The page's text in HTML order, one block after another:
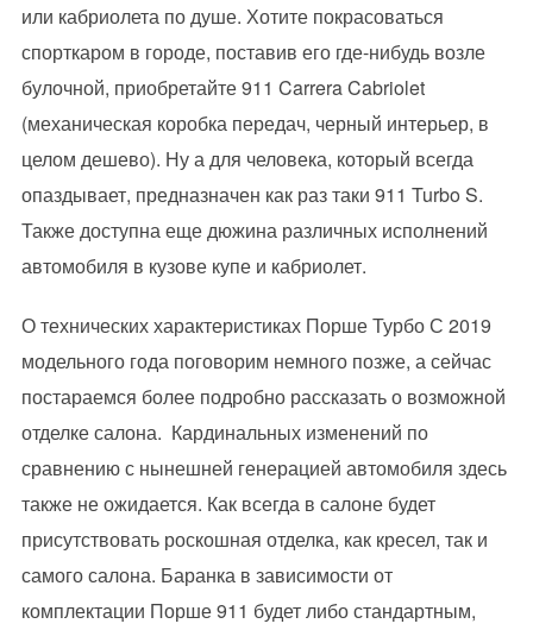
или кабриолета по душе. Хотите покрасоваться
спорткаром в городе, поставив его где-нибудь возле
булочной, приобретайте 911 Carrera Cabriolet
(механическая коробка передач, черный интерьер, в
целом дешево). Ну а для человека, который всегда
опаздывает, предназначен как раз таки 911 Turbo S.
Также доступна еще дюжина различных исполнений
автомобиля в кузове купе и кабриолет.
О технических характеристиках Порше Турбо С 2019
модельного года поговорим немного позже, а сейчас
постараемся более подробно рассказать о возможной
отделке салона. Кардинальных изменений по
сравнению с нынешней генерацией автомобиля здесь
также не ожидается. Как всегда в салоне будет
присутствовать роскошная отделка, как кресел, так и
самого салона. Баранка в зависимости от
комплектации Порше 911 будет либо стандартным,